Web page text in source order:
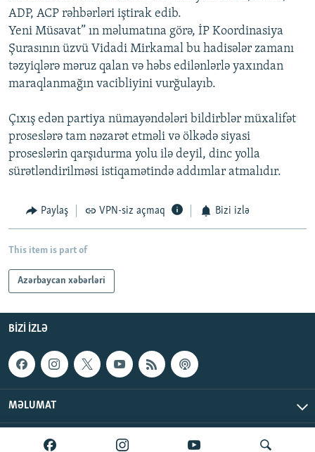
ADP, ACP rəhbərləri iştirak edib.
Yeni Müsavat” ın məlumatına görə, İP Koordinasiya
Şurasının üzvü Vidadi Mirkamal bu hadisələr zamanı
təzyiqlərə məruz qalan və həbs edilənlərlə yaxından
maraqlanmağın vacibliyini vurğulayıb.
Çıxış edən partiya nümayəndələri bildirblər müxalifət
proseslərə tam nəzarət etməli və ölkədə siyasi
proseslərin qarşıdurma yolu ilə deyil, dinc yolla
sürətləndirilməsi istiqamətində addımlar atmalıdır.
Paylaş VPN-siz açmaq Bizi izlə
This item is part of
Azərbaycan xəbərləri
BIZI IZLƏ
MƏLUMAT
AzadlıqRadiosu © 2026 Inc. | Bütün hüquqlar qorunur